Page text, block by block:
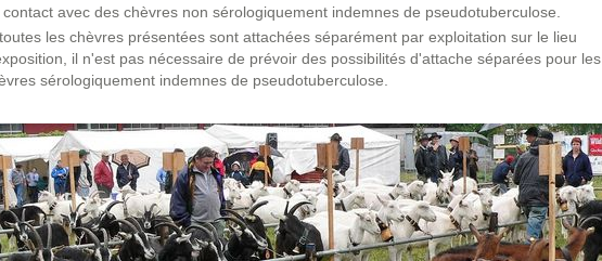
contact avec des chèvres non sérologiquement indemnes de pseudotuberculose.
les chèvres présentées sont attachées séparément par exploitation sur le lieu
il n'est pas nécessaire de prévoir des possibilités d'attache séparées pour les
sérologiquement indemnes de pseudotuberculose.